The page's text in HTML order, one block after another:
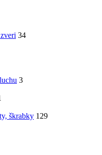
34
3
škrabky 129